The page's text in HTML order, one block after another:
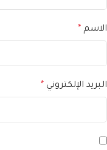
الاسم *
البريد الإلكتروني *